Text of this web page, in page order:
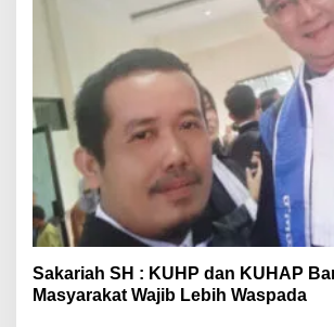
Sakariah SH : KUHP dan KUHAP
Masyarakat Wajib Lebih Waspada